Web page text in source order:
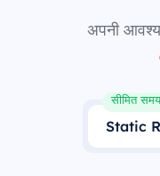
अपनी
Static
सीमित